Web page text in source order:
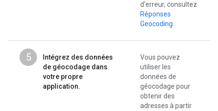
d'erreur, consultez
Réponses
Geocoding
5
Intégrez des données
de géocodage dans
votre propre
application.
Vous pouvez
utiliser les
données de
géocodage pour
obtenir des
adresses à partir